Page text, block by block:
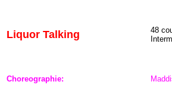
Liquor Talking
48
Choreographie: